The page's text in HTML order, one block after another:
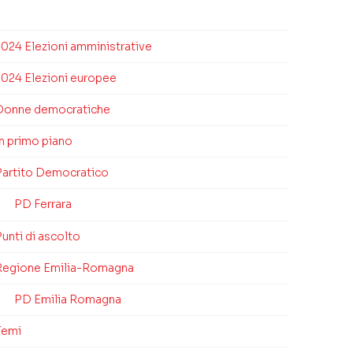
Elezioni amministrative
Elezioni europee
democratiche
primo piano
Democratico
PD Ferrara
di ascolto
Emilia-Romagna
PD Emilia Romagna